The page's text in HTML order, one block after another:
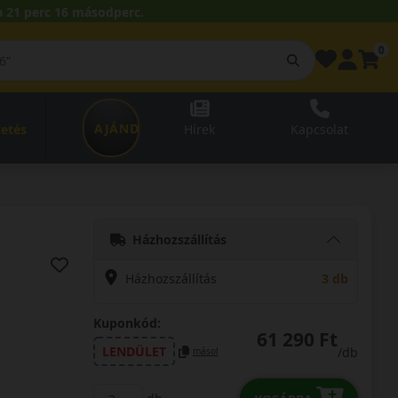
21 perc 15 másodperc.
AJÁNDÉKUTALVÁNY
Házhozszállítás
Házhozszállítás 3 db
Kuponkód:
LENDÜLET
másol 61 290 Ft
/db